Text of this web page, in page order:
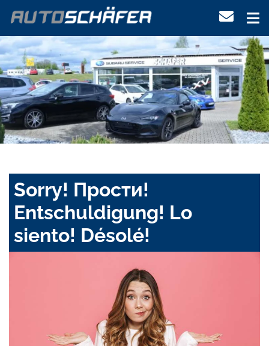
Sorry! Прости!
Entschuldigung! Lo
siento! Désolé!